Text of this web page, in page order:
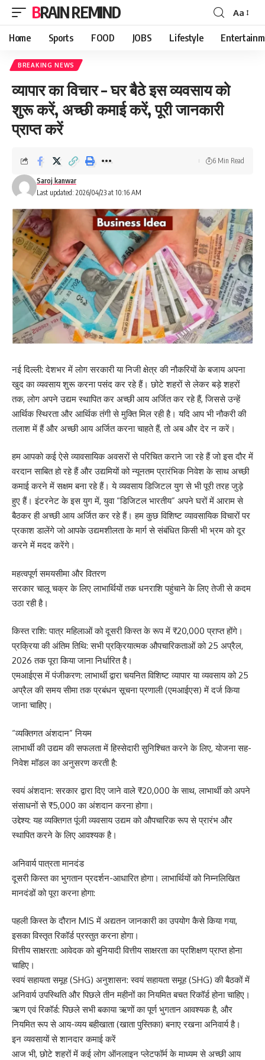
BRAIN REMIND
Font
Resizer
Aa
Home Sports FOOD JOBS Lifestyle
BREAKING NEWS
व्यापार का विचार – घर बैठे इस व्यवसाय को
शुरू करें, अच्छी कमाई करें, पूरी जानकारी
प्राप्त करें
Last updated: 2026/04/23 at 10:16 AM
Saroj kanwar
6 Min Read
नई दिल्ली: देशभर में लोग सरकारी या निजी क्षेत्र की नौकरियों के बजाय अपना
खुद का व्यवसाय शुरू करना पसंद कर रहे हैं। छोटे शहरों से लेकर बड़े शहरों
तक, लोग अपने उद्यम स्थापित कर अच्छी आय अर्जित कर रहे हैं, जिससे उन्हें
आर्थिक स्थिरता और आर्थिक तंगी से मुक्ति मिल रही है। यदि आप भी नौकरी की
तलाश में हैं और अच्छी आय अर्जित करना चाहते हैं, तो अब और देर न करें।
हम आपको कई ऐसे व्यावसायिक अवसरों से परिचित कराने जा रहे हैं जो इस दौर में
वरदान साबित हो रहे हैं और उद्यमियों को न्यूनतम प्रारंभिक निवेश के साथ अच्छी
कमाई करने में सक्षम बना रहे हैं। ये व्यवसाय डिजिटल युग से भी पूरी तरह जुड़े
हुए हैं। इंटरनेट के इस युग में, युवा “डिजिटल भारतीय” अपने घरों में आराम से
बैठकर ही अच्छी आय अर्जित कर रहे हैं। हम कुछ विशिष्ट व्यावसायिक विचारों पर
प्रकाश डालेंगे जो आपके उद्यमशीलता के मार्ग से संबंधित किसी भी भ्रम को दूर
करने में मदद करेंगे।
महत्वपूर्ण समयसीमा और वितरण
सरकार चालू चक्र के लिए लाभार्थियों तक धनराशि पहुंचाने के लिए तेजी से कदम
उठा रही है।
किस्त राशि: पात्र महिलाओं को दूसरी किस्त के रूप में ₹20,000 प्राप्त होंगे।
प्रक्रिया की अंतिम तिथि: सभी प्रक्रियात्मक औपचारिकताओं को 25 अप्रैल,
2026 तक पूरा किया जाना निर्धारित है।
एमआईएस में पंजीकरण: लाभार्थी द्वारा चयनित विशिष्ट व्यापार या व्यवसाय को 25
अप्रैल की समय सीमा तक प्रबंधन सूचना प्रणाली (एमआईएस) में दर्ज किया
जाना चाहिए।
“व्यक्तिगत अंशदान” नियम
लाभार्थी की उद्यम की सफलता में हिस्सेदारी सुनिश्चित करने के लिए, योजना सह-
निवेश मॉडल का अनुसरण करती है:
स्वयं अंशदान: सरकार द्वारा दिए जाने वाले ₹20,000 के साथ, लाभार्थी को अपने
संसाधनों से ₹5,000 का अंशदान करना होगा।
उद्देश्य: यह व्यक्तिगत पूंजी व्यवसाय उद्यम को औपचारिक रूप से प्रारंभ और
स्थापित करने के लिए आवश्यक है।
अनिवार्य पात्रता मानदंड
दूसरी किस्त का भुगतान प्रदर्शन-आधारित होगा। लाभार्थियों को निम्नलिखित
मानदंडों को पूरा करना होगा:
पहली किस्त के दौरान MIS में अद्यतन जानकारी का उपयोग कैसे किया गया,
इसका विस्तृत रिकॉर्ड प्रस्तुत करना होगा।
वित्तीय साक्षरता: आवेदक को बुनियादी वित्तीय साक्षरता का प्रशिक्षण प्राप्त होना
चाहिए।
स्वयं सहायता समूह (SHG) अनुशासन: स्वयं सहायता समूह (SHG) की बैठकों में
अनिवार्य उपस्थिति और पिछले तीन महीनों का नियमित बचत रिकॉर्ड होना चाहिए।
ऋण एवं रिकॉर्ड: पिछले सभी बकाया ऋणों का पूर्ण भुगतान आवश्यक है, और
नियमित रूप से आय-व्यय बहीखाता (खाता पुस्तिका) बनाए रखना अनिवार्य है।
इन व्यवसायों से शानदार कमाई करें
आज भी, छोटे शहरों में कई लोग ऑनलाइन प्लेटफॉर्म के माध्यम से अच्छी आय